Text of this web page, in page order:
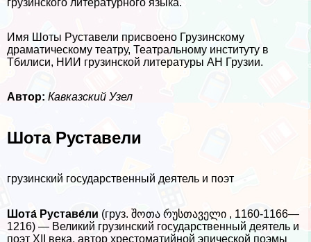
грузинского литературного языка.
Имя Шоты Руставели присвоено Грузинскому
драматическому театру, Театральному институту в
Тбилиси, НИИ грузинской литературы АН Грузии.
Автор: Кавказский Узел
Шота Руставели
грузинский государственный деятель и поэт
Шота́ Руставе́ли (груз. შოთა რუსთაველი , 1160-1166—
1216) — Великий грузинский государственный деятель и
поэт XII века, автор хрестоматийной эпической поэмы